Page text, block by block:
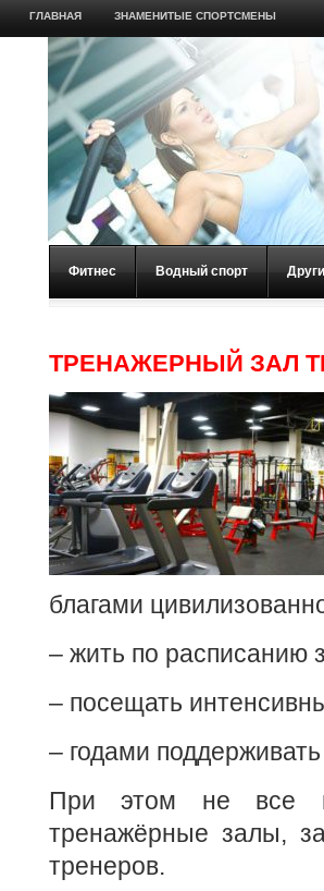
ГЛАВНАЯ ЗНАМЕНИТЫЕ СПОРТСМЕНЫ
Фитнес Водный спорт
ТРЕНАЖЕРНЫЙ ЗАЛ
благами
– жить по расписанию
– посещать
– годами
При этом не все
тренажёрные залы,
тренеров.